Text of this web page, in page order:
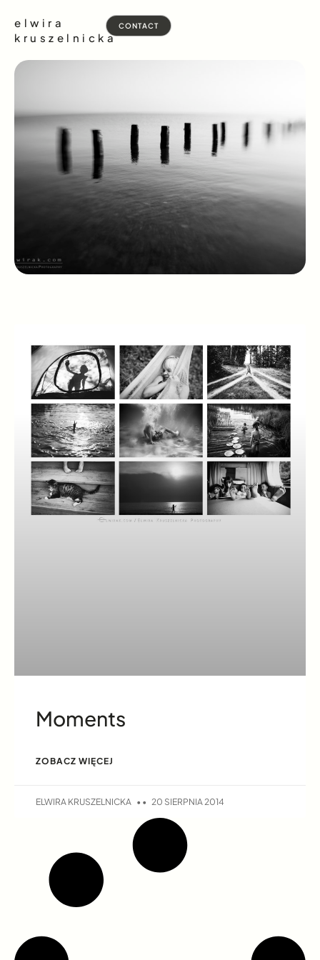
elwira
kruszelnicka
CONTACT
Moments
ZOBACZ WIĘCEJ
ELWIRA KRUSZELNICKA 20 SIERPNIA 2014